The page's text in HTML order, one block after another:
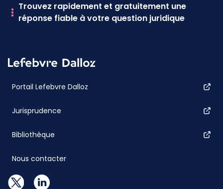
Trouvez rapidement et gratuitement une
réponse fiable à votre question juridique
Portail Lefebvre Dalloz
Jurisprudence
Bibliothèque
Nous contacter